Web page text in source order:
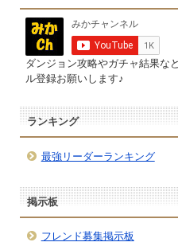
ダンジョン攻略やガチャ結果な
ル登録お願いします♪
ランキング
最強リーダーランキング
掲示板
フレンド募集掲示板